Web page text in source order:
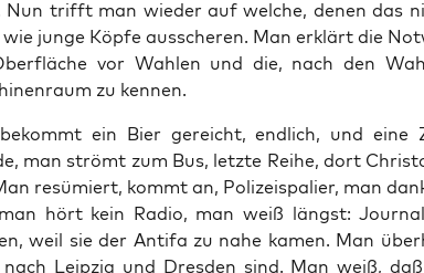
Nun trifft man wie­der auf wel­che, denen das
wie jun­ge Köp­fe aus­sche­ren. Man erklärt die
vor Wah­len und die, nach den
zu kennen.
ein Bier gereicht, end­lich, und eine
man strömt zum Bus, letz­te Rei­he, dort
resü­miert, kommt an, Poli­zei­spa­lier, man
hört kein Radio, man weiß längst:
weil sie der Anti­fa zu nahe kamen. Man
nach Leip­zig und Dres­den sind. Man weiß,